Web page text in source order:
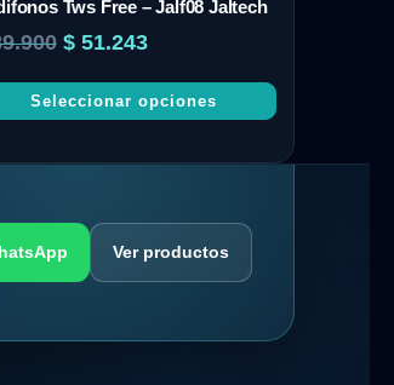
Tws Free – Jalf08 Jaltech
$51.243
Seleccionar opciones
Ver productos